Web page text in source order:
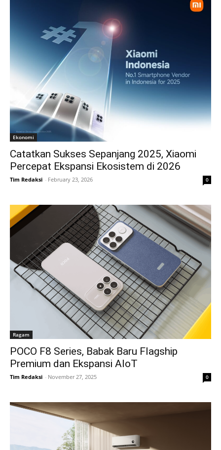
Ekonomi
Catatkan Sukses Sepanjang 2025, Xiaomi
Percepat Ekspansi Ekosistem di 2026
Tim Redaksi - February 23, 2026 0
Ragam
POCO F8 Series, Babak Baru Flagship
Premium dan Ekspansi AIoT
Tim Redaksi - November 27, 2025 0